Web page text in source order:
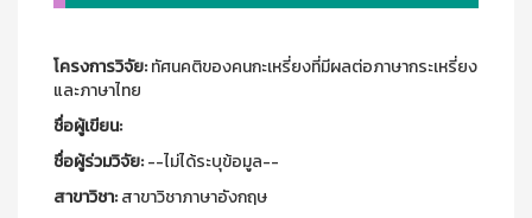
โครงการวิจัย:ทัศนคติของคนกะเหรี่ยงที่มีผลต่อภาษากระเหรี่ยง
และภาษาไทย
ชื่อผู้เขียน:
ชื่อผู้ร่วมวิจัย:--ไม่ได้ระบุข้อมูล--
สาขาวิชา:สาขาวิชาภาษาอังกฤษ